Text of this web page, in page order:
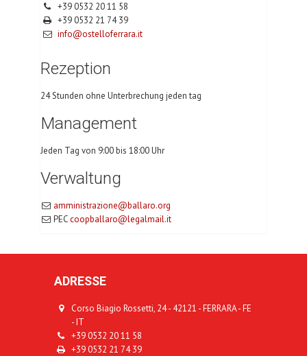
+39 0532 20 11 58
+39 0532 21 74 39
info@ostelloferrara.it
Rezeption
24 Stunden ohne Unterbrechung jeden tag
Management
Jeden Tag von 9:00 bis 18:00 Uhr
Verwaltung
amministrazione@ballaro.org
PECcoopballaro@legalmail.it
ADRESSE
Corso Biagio Rossetti, 24 - 42121 - FERRARA - FE
- IT
+39 0532 20 11 58
+39 0532 21 74 39